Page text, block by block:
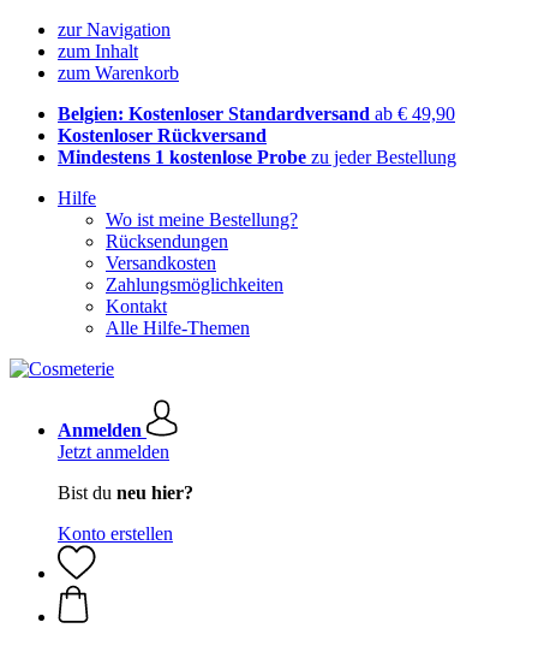
zur Navigation
zum Inhalt
zum Warenkorb
Belgien: Kostenloser Standardversand ab € 49,90
Kostenloser Rückversand
Mindestens 1 kostenlose Probe zu jeder Bestellung
Hilfe
Wo ist meine Bestellung?
Rücksendungen
Versandkosten
Zahlungsmöglichkeiten
Kontakt
Alle Hilfe-Themen
Anmelden
Jetzt anmelden
Bist du neu hier?
Konto erstellen